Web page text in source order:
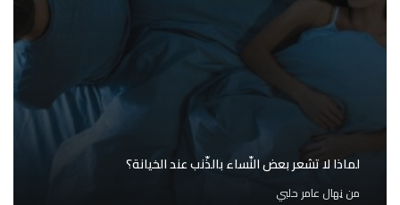
لماذا لا تشعر بعض النّساء بالذّنب عند الخيانة؟
مننِهال عامر حلبي